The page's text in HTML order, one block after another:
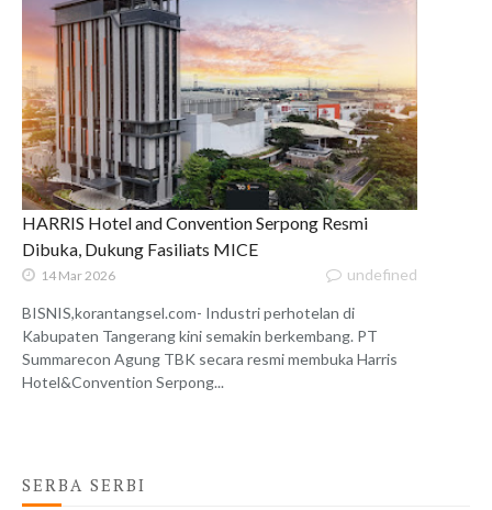
HARRIS Hotel and Convention Serpong Resmi
Dibuka, Dukung Fasiliats MICE
14 Mar 2026 undefined
BISNIS,korantangsel.com- Industri perhotelan di
Kabupaten Tangerang kini semakin berkembang. PT
Summarecon Agung TBK secara resmi membuka Harris
Hotel&Convention Serpong...
SERBA SERBI